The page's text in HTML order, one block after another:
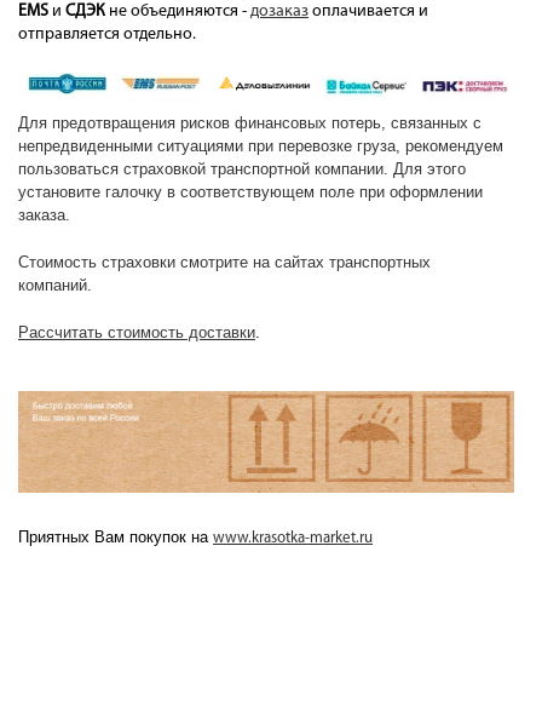
EMS и СДЭК не объединяются - дозаказ оплачивается и
отправляется отдельно.
Для предотвращения рисков финансовых потерь, связанных с
непредвиденными ситуациями при перевозке груза, рекомендуем
пользоваться страховкой транспортной компании. Для этого
установите галочку в соответствующем поле при оформлении
заказа.
Стоимость страховки смотрите на сайтах транспортных
компаний.
Рассчитать стоимость доставки.
Приятных Вам покупок на www.krasotka-market.ru